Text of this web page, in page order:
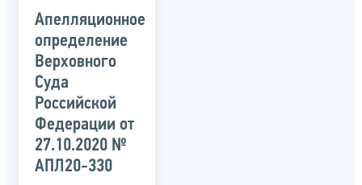
Апелляционное
определение
Верховного
Суда
Российской
Федерации от
27.10.2020 №
АПЛ20-330